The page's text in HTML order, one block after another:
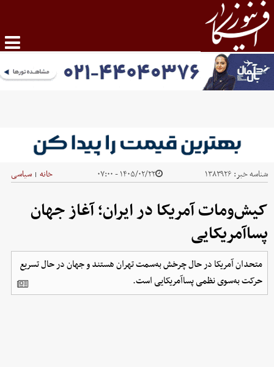
شناسه خبر: ۱۳۸۳۹۲۶ ۱۴۰۵/۰۲/۲۲ - ۰۷:۰۰ خانه | سیاسی
کیش‌ومات آمریکا در ایران؛ آغاز جهان
پساآمریکایی
متحدان آمریکا در حال چرخش به‌سمت تهران هستند و جهان در حال تسریع
حرکت به‌سوی نظمی پساآمریکایی است.